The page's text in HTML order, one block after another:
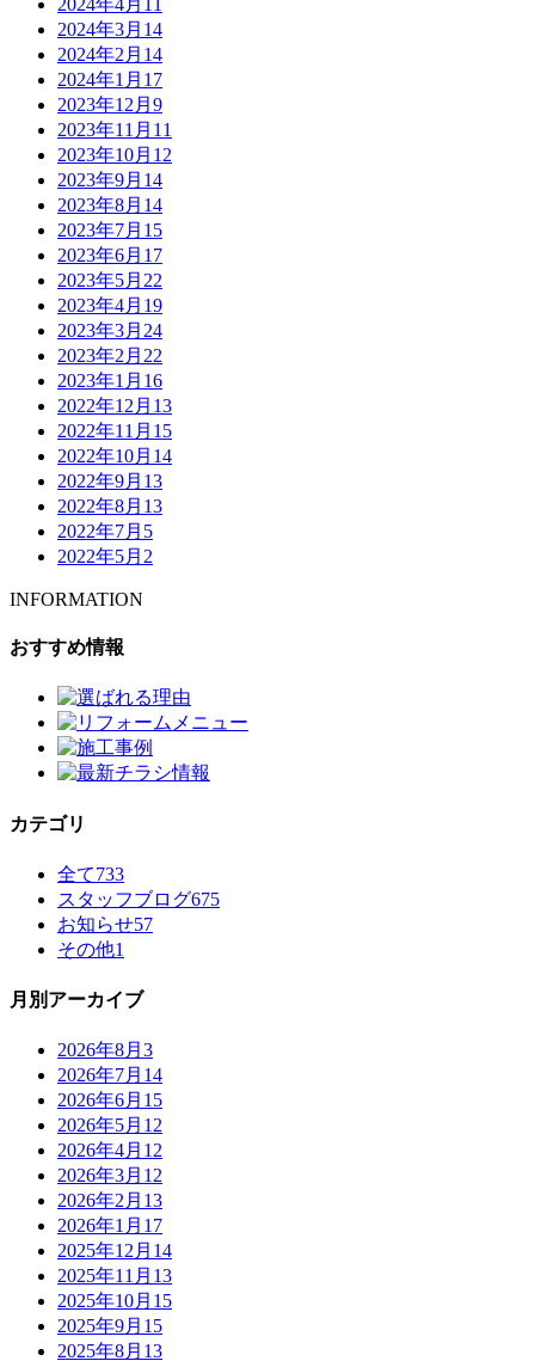
2024年3月 14
2024年2月 14
2024年1月 17
2023年12月 9
2023年11月 11
2023年10月 12
2023年9月 14
2023年8月 14
2023年7月 15
2023年6月 17
2023年5月 22
2023年4月 19
2023年3月 24
2023年2月 22
2023年1月 16
2022年12月 13
2022年11月 15
2022年10月 14
2022年9月 13
2022年8月 13
2022年7月 5
2022年5月 2
INFORMATION
おすすめ情報
カテゴリ
全て733
スタッフブログ675
お知らせ57
その他1
月別アーカイブ
2026年8月 3
2026年7月 14
2026年6月 15
2026年5月 12
2026年4月 12
2026年3月 12
2026年2月 13
2026年1月 17
2025年12月 14
2025年11月 13
2025年10月 15
2025年9月 15
2025年8月 13